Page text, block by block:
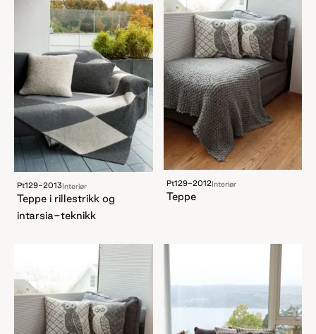
Pt129-2013Interiør
Teppe i rillestrikk og
intarsia-teknikk
Pt129-2012Interiør
Teppe